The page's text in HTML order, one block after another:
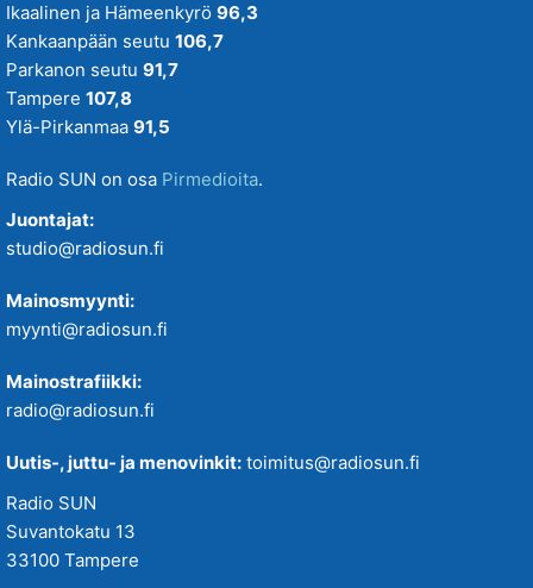
Ikaalinen ja Hämeenkyrö 96,3
Kankaanpään seutu 106,7
Parkanon seutu 91,7
Tampere 107,8
Ylä-Pirkanmaa 91,5
Radio SUN on osa Pirmedioita.
Juontajat:
studio@radiosun.fi
Mainosmyynti:
myynti@radiosun.fi
Mainostrafiikki:
radio@radiosun.fi
Uutis-, juttu- ja menovinkit: toimitus@radiosun.fi
Radio SUN
Suvantokatu 13
33100 Tampere